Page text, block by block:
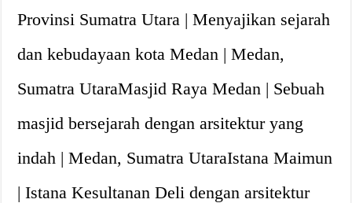
Provinsi Sumatra Utara | Menyajikan sejarah
dan kebudayaan kota Medan | Medan,
Sumatra UtaraMasjid Raya Medan | Sebuah
masjid bersejarah dengan arsitektur yang
indah | Medan, Sumatra UtaraIstana Maimun
| Istana Kesultanan Deli dengan arsitektur